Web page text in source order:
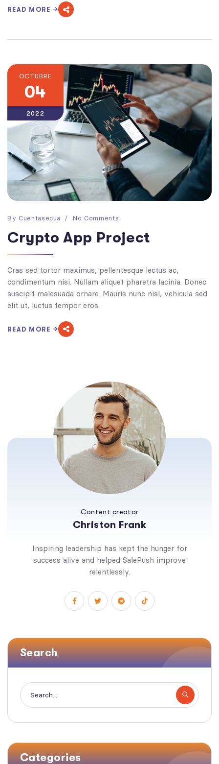
READ MORE
OCTUBRE
04
2022
By Cuentasecua No Comments
Crypto App Project
Cras sed tortor maximus, pellentesque lectus ac,
condimentum nisi. Nullam aliquet pharetra lacinia. Donec
suscipit malesuada ornare. Mauris nunc nisl, vehicula sed
elit ut, luctus tempor eros.
READ MORE
Content creator
Christon Frank
Inspiring leadership has kept the hunger for
success alive and helped SalePush improve
relentlessly.
Search
Categories